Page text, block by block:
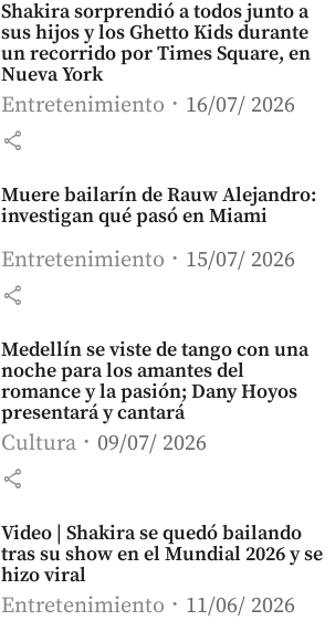
Shakira sorprendió a todos junto a
sus hijos y los Ghetto Kids durante
un recorrido por Times Square, en
Nueva York
Entretenimiento 16/07/ 2026
share
Muere bailarín de Rauw Alejandro:
investigan qué pasó en Miami
Entretenimiento 15/07/ 2026
share
Medellín se viste de tango con una
noche para los amantes del
romance y la pasión; Dany Hoyos
presentará y cantará
Cultura 09/07/ 2026
share
Video | Shakira se quedó bailando
tras su show en el Mundial 2026 y se
hizo viral
Entretenimiento 11/06/ 2026